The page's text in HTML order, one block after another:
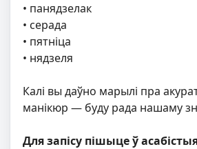
• панядзелак
• серада
• пятніца
• нядзеля
Калі вы даўно марылі пра
манікюр — буду рада нашаму
Для запісу пішыце ў